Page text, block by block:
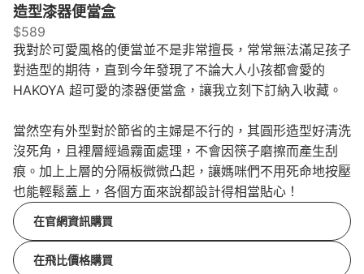
造型漆器便當盒
$589
我對於可愛風格的便當並不是非常擅長，常常無法滿足孩子
對造型的期待，直到今年發現了不論大人小孩都會愛的
HAKOYA 超可愛的漆器便當盒，讓我立刻下訂納入收藏。
當然空有外型對於節省的主婦是不行的，其圓形造型好清洗
沒死角，且裡層經過霧面處理，不會因筷子磨擦而產生刮
痕。加上上層的分隔板微微凸起，讓媽咪們不用死命地按壓
也能輕鬆蓋上，各個方面來說都設計得相當貼心！
在官網資訊購買
在飛比價格購買